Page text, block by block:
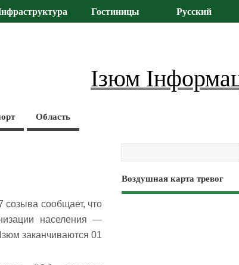
Гостиницы Русский
Ізюм
Область
созыва сообщает, что
населения —
заканчиваются 01
Воздушная карта тревог